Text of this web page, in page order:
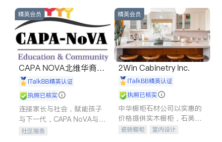
建筑合同、刑事案件全包办
信托/遗嘱
商业
索赔
律师-其它 保释
精英会员
CAPA NOVA北维华裔家
长会iTalkBB精英认证
执照已核实
连接家长与社会，赋能孩子
与下一代，CAPA NoVA与您
携手建设包容、公平、充满
社区服务
精英会员
2Win Cabinetry Inc.
iTalkBB精英认证
执照已核实
中华橱柜石材公司以实惠的
价格提供实木橱柜，石英石
台面，多种优质不锈钢水
瓷砖橱柜
室内设计